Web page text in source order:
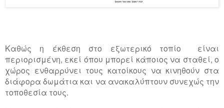
Καθώς η έκθεση στο εξωτερικό τοπίο είναι
περιορισμένη, εκεί όπου μπορεί κάποιος να σταθεί, ο
χώρος ενθαρρύνει τους κατοίκους να κινηθούν στα
διάφορα δωμάτια και να ανακαλύπτουν συνεχώς την
τοποθεσία τους.